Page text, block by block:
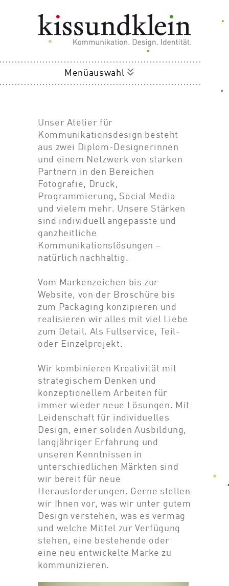
Menüauswahl
Unser Atelier für
Kommunikationsdesign besteht
aus zwei Diplom-Designerinnen
und einem Netzwerk von starken
Partnern in den Bereichen
Fotografie, Druck,
Programmierung, Social Media
und vielem mehr. Unsere Stärken
sind individuell angepasste und
ganzheitliche
Kommunikationslösungen –
natürlich nachhaltig.
Vom Markenzeichen bis zur
Website, von der Broschüre bis
zum Packaging konzipieren und
realisieren wir alles mit viel Liebe
zum Detail. Als Fullservice, Teil-
oder Einzelprojekt.
Wir kombinieren Kreativität mit
strategischem Denken und
konzeptionellem Arbeiten für
immer wieder neue Lösungen. Mit
Leidenschaft für individuelles
Design, einer soliden Ausbildung,
langjähriger Erfahrung und
unseren Kenntnissen in
unterschiedlichen Märkten sind
wir bereit für neue
Herausforderungen. Gerne stellen
wir Ihnen vor, was wir unter gutem
Design verstehen, was es vermag
und welche Mittel zur Verfügung
stehen, eine bestehende oder
eine neu entwickelte Marke zu
kommunizieren.